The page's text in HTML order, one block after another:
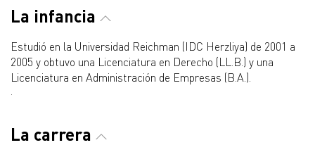
La infancia
Estudió en la Universidad Reichman (IDC Herzliya) de 2001 a
2005 y obtuvo una Licenciatura en Derecho (LL.B.) y una
Licenciatura en Administración de Empresas (B.A.).
La carrera